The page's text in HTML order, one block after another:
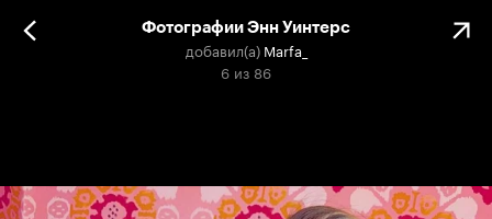
Фотографии Энн Уинтерс
добавил(а) Marfa_
6 из 86